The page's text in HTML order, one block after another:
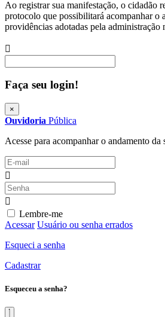
Ao registrar sua manifestação, o cidadão
protocolo que possibilitará acompanhar o
providências adotadas pela administração
Faça seu login!
×
Ouvidoria Pública
Acesse para acompanhar o andamento da
Lembre-me
Acessar Usuário ou senha errados
Esqueci a senha
Cadastrar
Esqueceu a senha?